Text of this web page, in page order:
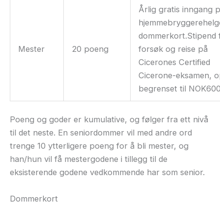
Mester 20 poeng
Årlig gratis inngang
dommerkort.Stipend
forsøk og reise på
Cicerones Certified
Cicerone-eksamen,
begrenset til
Poeng og goder er kumulative, og følger fra ett nivå
til det neste. En seniordommer vil med andre ord
trenge 10 ytterligere poeng for å bli mester, og
han/hun vil få mestergodene i tillegg til de
eksisterende godene vedkommende har som senior.
Dommerkort